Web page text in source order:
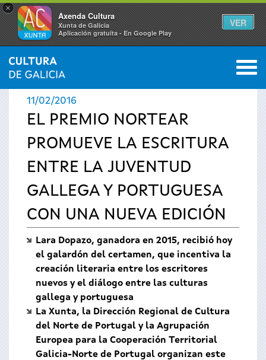
×
Axenda Cultura
Xunta de Galicia
Aplicación gratuíta - En Google Play
VER
Se
encuentra
usted
aquí
INICIO › ACTUALIDAD 0
11/02/2016
EL PREMIO NORTEAR
PROMUEVE LA ESCRITURA
ENTRE LA JUVENTUD
GALLEGA Y PORTUGUESA
CON UNA NUEVA EDICIÓN
Lara Dopazo, ganadora en 2015, recibió hoy
el galardón del certamen, que incentiva la
creación literaria entre los escritores
nuevos y el diálogo entre las culturas
gallega y portuguesa
La Xunta, la Dirección Regional de Cultura
del Norte de Portugal y la Agrupación
Europea para la Cooperación Territorial
Galicia-Norte de Portugal organizan este